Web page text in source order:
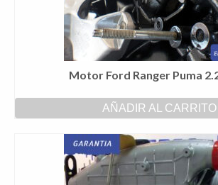
Motor Ford Ranger Puma
AÑADIR AL CARRITO